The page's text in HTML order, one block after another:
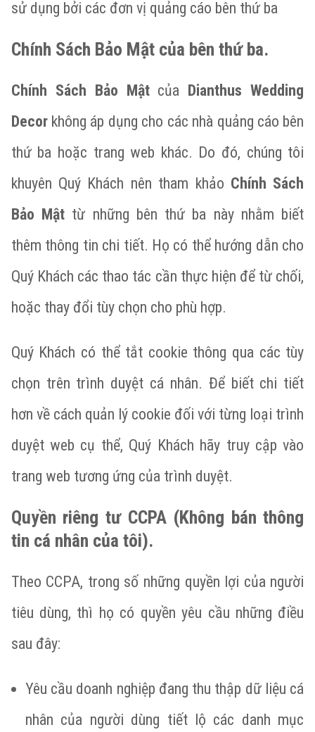
sử dụng bởi các đơn vị quảng cáo bên thứ ba
Chính Sách Bảo Mật của bên thứ ba.
Chính Sách Bảo Mậtcủa Dianthus Wedding
Decorkhông áp dụng cho các nhà quảng cáo bên
thứ ba hoặc trang web khác. Do đó, chúng tôi
khuyên Quý Khách nên tham khảo Chính Sách
Bảo Mậttừ những bên thứ ba này nhằm biết
thêm thông tin chi tiết. Họ có thể hướng dẫn cho
Quý Khách các thao tác cần thực hiện để từ chối,
hoặc thay đổi tùy chọn cho phù hợp.
Quý Khách có thể tắt cookie thông qua các tùy
chọn trên trình duyệt cá nhân. Để biết chi tiết
hơn về cách quản lý cookie đối với từng loại trình
duyệt web cụ thể, Quý Khách hãy truy cập vào
trang web tương ứng của trình duyệt.
Quyền riêng tư CCPA (Không bán thông
tin cá nhân của tôi).
Theo CCPA, trong số những quyền lợi của người
tiêu dùng, thì họ có quyền yêu cầu những điều
sau đây:
Yêu cầu doanh nghiệp đang thu thập dữ liệu cá
nhân của người dùng tiết lộ các danh mục